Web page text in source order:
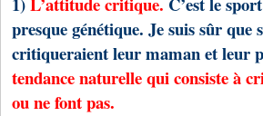
presque génétique. Je suis sûr que
critiqueraient leur maman et leur
tendance naturelle qui consiste à
ou ne font pas.